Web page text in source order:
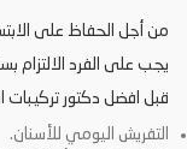
من أجل الحفاظ على
يجب على الفرد الالتزام
قبل افضل دكتور
التفريش اليومي للأسنان.